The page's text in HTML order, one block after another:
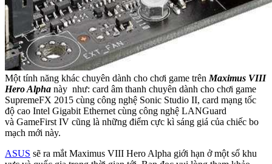
Một tính năng khác chuyên dành cho chơi game trên Maximus VIII
Hero Alpha này như: card âm thanh chuyên dành cho chơi game
SupremeFX 2015 cùng công nghệ Sonic Studio II, card mạng tốc
độ cao Intel Gigabit Ethernet cùng công nghệ LANGuard
và GameFirst IV cũng là những điểm cực kì sáng giá của chiếc bo
mạch mới này.
ASUS sẽ ra mắt Maximus VIII Hero Alpha giới hạn ở một số khu